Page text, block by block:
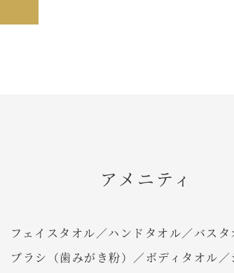
アメニティ
フェイスタオル／ハンドタオル／バスタ
ブラシ（歯みがき粉）／ボディタオル